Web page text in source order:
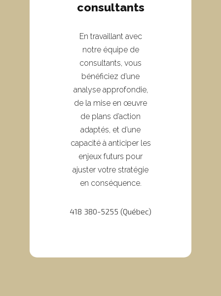
consultants
En travaillant avec
notre équipe de
consultants, vous
bénéficiez d’une
analyse approfondie,
de la mise en œuvre
de plans d’action
adaptés, et d’une
capacité à anticiper les
enjeux futurs pour
ajuster votre stratégie
en conséquence.
418 380-5255 (Québec)